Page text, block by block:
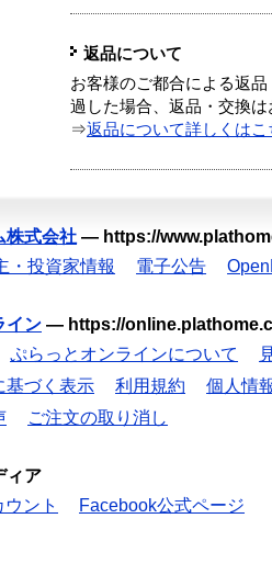
返品について
お客様のご都合による返
過した場合、返品・交換は
⇒返品について詳しくはこ
株式会社 — https://
・投資家情報 電子公告
イン — https://
ぷらっとオンラインについて
基づく表示
利用規約 個人情
ご注文の取り消し
ィア
ント
Facebook公式ページ